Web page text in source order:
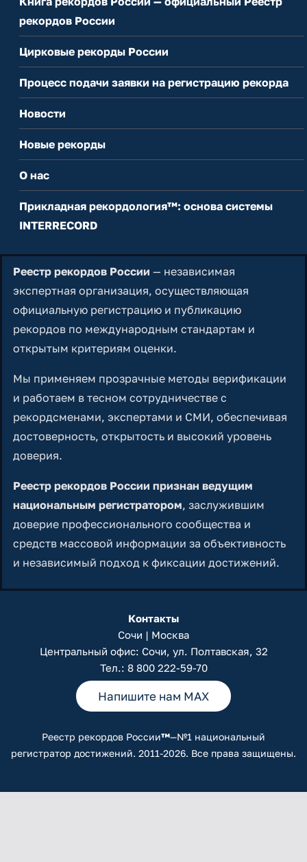
рекордов России
Цирковые рекорды России
Процесс подачи заявки на регистрацию рекорда
Новости
Новые рекорды
О нас
Прикладная рекордология™: основа системы
INTERRECORD
Реестр рекордов России — независимая
экспертная организация, осуществляющая
официальную регистрацию и публикацию
рекордов по международным стандартам и
открытым критериям оценки.
Мы применяем прозрачные методы верификации
и работаем в тесном сотрудничестве с
рекордсменами, экспертами и СМИ, обеспечивая
достоверность, открытость и высокий уровень
доверия.
Реестр рекордов России признан ведущим
национальным регистратором, заслужившим
доверие профессионального сообщества и
средств массовой информации за объективность
и независимый подход к фиксации достижений.
Контакты
Сочи | Москва
Центральный офис: Сочи, ул. Полтавская, 32
Тел.: 8 800 222-59-70
Напишите нам MAX
Реестр рекордов России™—№1 национальный
регистратор достижений. 2011-2026. Все права защищены.